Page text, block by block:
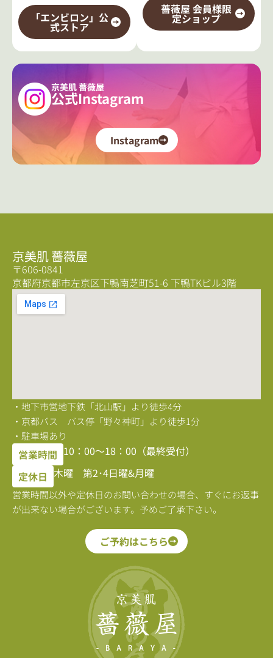
「エンビロン」公
式ストア
薔薇屋 会員様限
定ショップ
京美肌 薔薇屋
公式Instagram
Instagram
京美肌 薔薇屋
〒606-0841
京都府京都市左京区下鴨南芝町51-6 下鴨TKビル3階
・地下市営地下鉄「北山駅」より徒歩4分
・京都バス バス停「野々神町」より徒歩1分
・駐車場あり
営業時間 10：00〜18：00（最終受付）
定休日 木曜 第2･4日曜&月曜
営業時間以外や定休日のお問い合わせの場合、すぐにお返事
が出来ない場合がございます。予めご了承下さい。
ご予約はこちら